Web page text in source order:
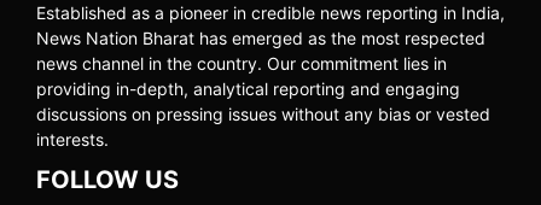
Established as a pioneer in credible news reporting in India,
News Nation Bharat has emerged as the most respected
news channel in the country. Our commitment lies in
providing in-depth, analytical reporting and engaging
discussions on pressing issues without any bias or vested
interests.
FOLLOW US